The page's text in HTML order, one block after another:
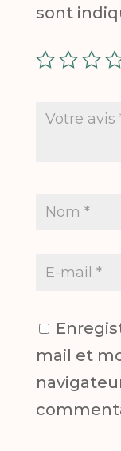
sont
mail et